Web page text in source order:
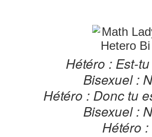
Hétéro : Est-
Bisexuel :
Hétéro : Donc tu
Bisexuel :
Hétéro :